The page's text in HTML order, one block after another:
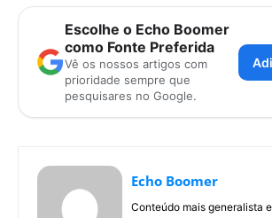
Escolhe o Echo Boomer
como Fonte Preferida
Vê os nossos artigos com
prioridade sempre que
pesquisares no Google.
Echo Boomer
Conteúdo mais generalista